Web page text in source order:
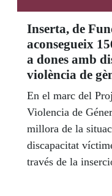
Inserta, de
aconsegueix
a dones amb
violència de
En el marc del
Violencia de
millora de la
discapacitat
través de la